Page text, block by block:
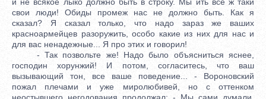
свои люди! Обиды промеж нас не должно быть. Как я
сказал? Я сказал только, что надо зараз же ваших
красноармейцев разоружить, особо какие из них для нас и
для вас ненадежные... Я про этих и говорил!
- Так позвольте же! Надо было объясниться яснее,
господин хорунжий! И потом, согласитесь, что ваш
вызывающий тон, все ваше поведение... - Вороновский
пожал плечами и уже миролюбивей, но с оттенком
неостывшего негодования продолжал: - Мы сами думали,